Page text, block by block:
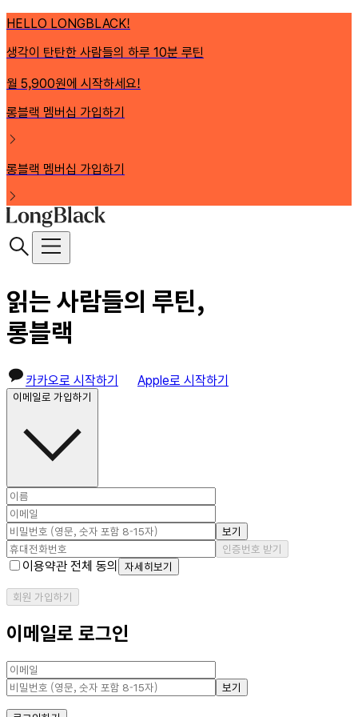
HELLO LONGBLACK!
생각이 탄탄한 사람들의 하루 10분 루틴
월 5,900원에 시작하세요!
롱블랙 멤버십 가입하기
롱블랙 멤버십 가입하기
읽는 사람들의 루틴,
롱블랙
카카오로 시작하기 Apple로 시작하기
이메일로 가입하기
보기
인증번호 받기
이용약관 전체 동의 자세히보기
회원 가입하기
이메일로 로그인
보기